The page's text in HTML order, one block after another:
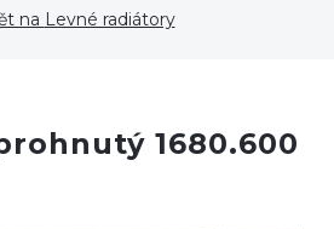
Levné radiátory
1680.600